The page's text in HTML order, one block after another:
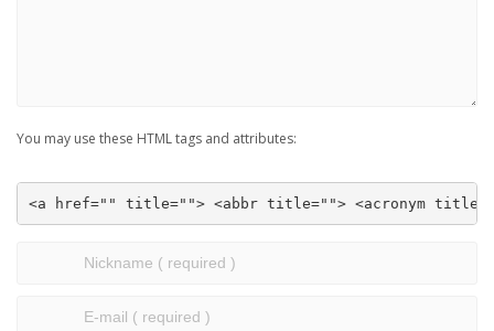
You may use these HTML tags and attributes:
<a href="" title=""> <abbr title=""> <acronym